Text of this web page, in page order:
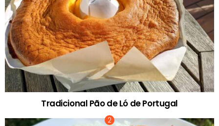
Tradicional Pão de Ló de Portugal